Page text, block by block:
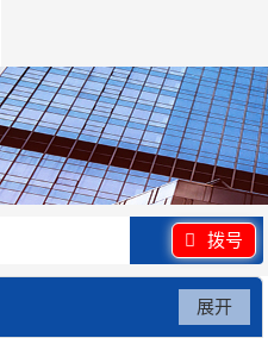
拨号
展开